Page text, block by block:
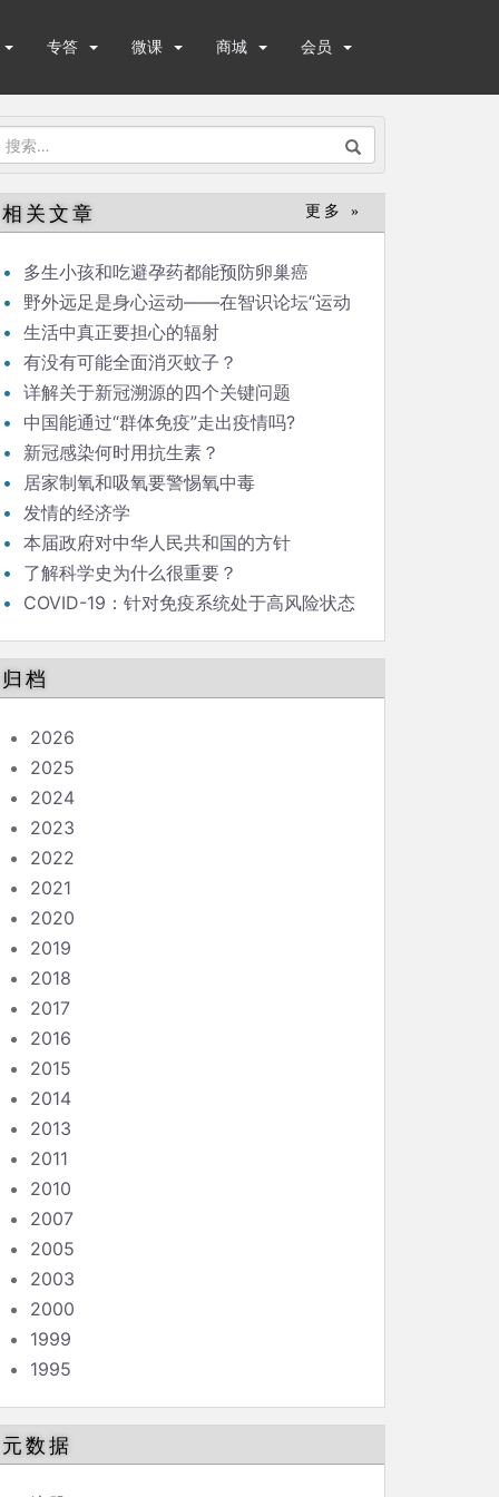
专答 微课 商城 会员
搜
：
相关文章 更多 »
多生小孩和吃避孕药都能预防卵巢癌
野外远足是身心运动——在智识论坛“运动
与健康”的发言
生活中真正要担心的辐射
有没有可能全面消灭蚊子？
详解关于新冠溯源的四个关键问题
中国能通过“群体免疫”走出疫情吗?
新冠感染何时用抗生素？
居家制氧和吸氧要警惕氧中毒
发情的经济学
本届政府对中华人民共和国的方针
了解科学史为什么很重要？
COVID-19：针对免疫系统处于高风险状态
归档
2026
2025
2024
2023
2022
2021
2020
2019
2018
2017
2016
2015
2014
2013
2011
2010
2007
2005
2003
2000
1999
1995
元数据